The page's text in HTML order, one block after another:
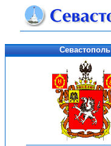
Севастополь